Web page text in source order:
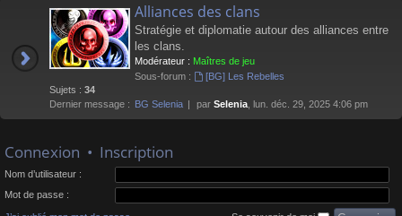
Alliances des clans
Stratégie et diplomatie autour des alliances entre
les clans.
Modérateur : Maîtres de jeu
Sous-forum :
[BG] Les Rebelles
Sujets : 34
Dernier message : BG Selenia par Selenia , lun. déc. 29, 2025 4:06 pm
Connexion • Inscription
Nom d’utilisateur :
Mot de passe :